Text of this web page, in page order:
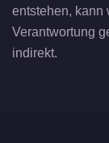
entstehen, kann
Verantwortung
indirekt.